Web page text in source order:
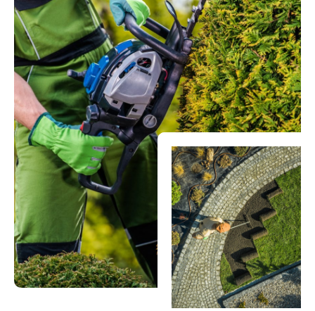
https://www.audemarspiguetwatches.to.